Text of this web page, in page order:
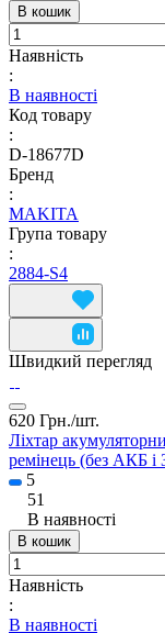
В кошик
Наявність
:
В наявності
Код товару
:
D-18677D
Бренд
:
MAKITA
Група товару
:
2884-S4
Швидкий перегляд
620 Грн./шт.
Ліхтар
ремінець (без АКБ і
5
51
В наявності
В кошик
Наявність
:
В наявності